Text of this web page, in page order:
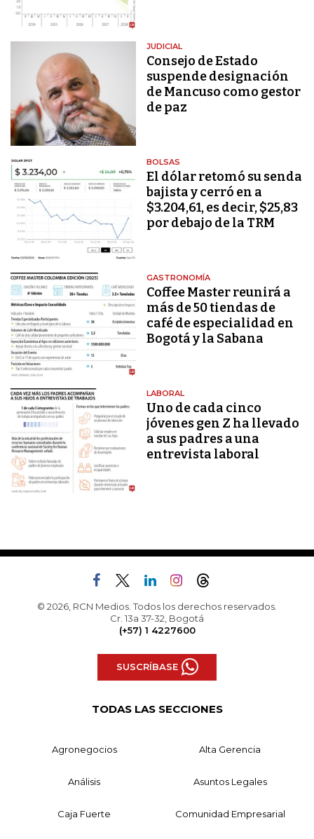
JUDICIAL
Consejo de Estado
suspende designación
de Mancuso como gestor
de paz
BOLSAS
El dólar retomó su senda
bajista y cerró en a
$3.204,61, es decir, $25,83
por debajo de la TRM
GASTRONOMÍA
Coffee Master reunirá a
más de 50 tiendas de
café de especialidad en
Bogotá y la Sabana
LABORAL
Uno de cada cinco
jóvenes gen Z ha llevado
a sus padres a una
entrevista laboral
© 2026, RCN Medios. Todos los derechos reservados.
Cr. 13a 37-32, Bogotá
(+57) 1 4227600
SUSCRÍBASE
TODAS LAS SECCIONES
Agronegocios Alta Gerencia
Análisis Asuntos Legales
Caja Fuerte Comunidad Empresarial